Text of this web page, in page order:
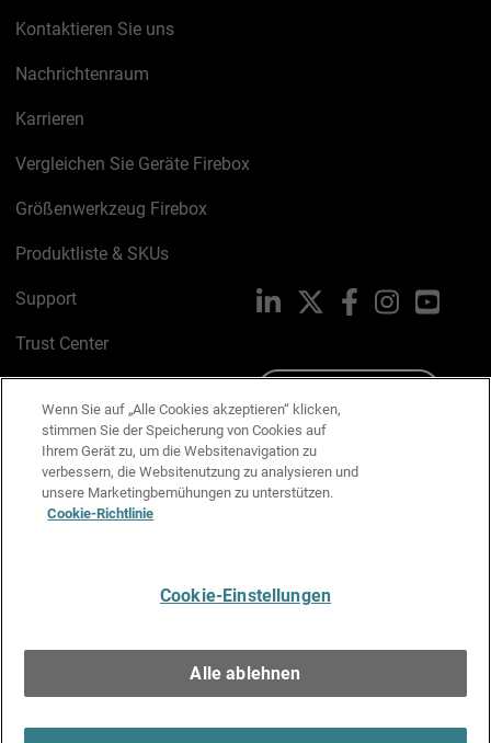
Kontaktieren Sie uns
Nachrichtenraum
Karrieren
Vergleichen Sie Geräte Firebox
Größenwerkzeug Firebox
Produktliste & SKUs
Support
Trust Center
Cookie-Richtlinie
Datenschutzrichtlinie
Media & Brand Kit
LinkedIn FacebookInstagram
Wenn Sie auf „Alle Cookies akzeptieren“ klicken,
stimmen Sie der Speicherung von Cookies auf
Ihrem Gerät zu, um die Websitenavigation zu
verbessern, die Websitenutzung zu analysieren und
unsere Marketingbemühungen zu unterstützen.
Cookie-Richtlinie
Cookie-Einstellungen
Alle ablehnen